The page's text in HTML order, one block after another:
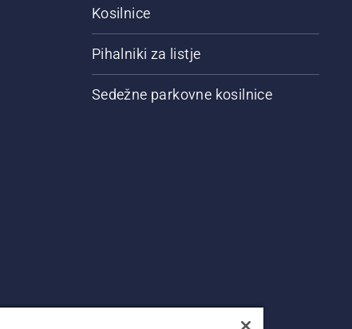
Kosilnice
Pihalniki za listje
Sedežne parkovne kosilnice